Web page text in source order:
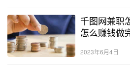
千图网兼职
怎么赚钱做
2023年6月4日